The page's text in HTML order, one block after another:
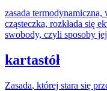
zasada termodynamiczna,
cząsteczka, rozkłada się
swobody, czyli sposoby
kartastół
Zasada, której stara się